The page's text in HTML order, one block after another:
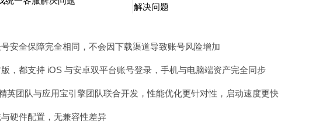
解决问题
安全保障完全相同，不会因下载渠道导致账号风险增加
，都支持 iOS 与安卓双平台账号登录，手机与电脑端资产完全同步
英团队与应用宝引擎团队联合开发，性能优化更针对性，启动速度更快
硬件配置，无兼容性差异